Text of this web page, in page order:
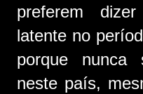
preferem
latente no
porque nunca
neste país,